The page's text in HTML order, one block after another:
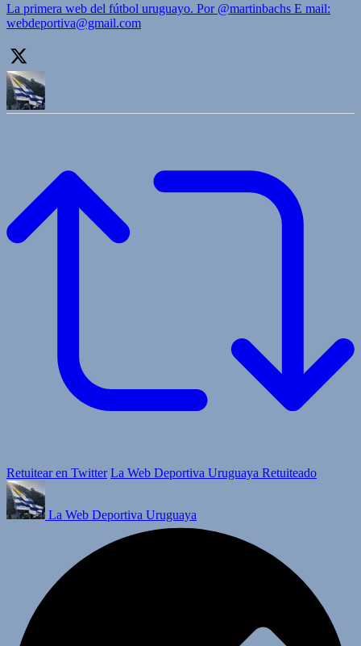
La primera web del fútbol uruguayo. Por @martinbachs E mail:
webdeportiva@gmail.com
Retuitear en Twitter La Web Deportiva Uruguaya Retuiteado
La Web Deportiva Uruguaya